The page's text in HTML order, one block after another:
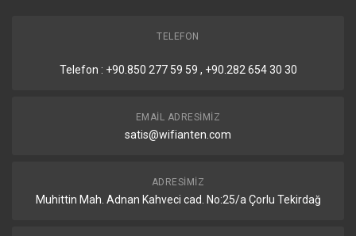
TELEFON
Telefon : +90.850 277 59 59 , +90.282 654 30 30
EMAIL ADRESIMIZ
satis@wifianten.com
ADRESIMIZ
Muhittin Mah. Adnan Kahveci cad. No:25/a Çorlu Tekirdağ